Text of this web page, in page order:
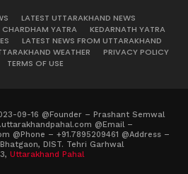
LATEST UTTARAKHAND NEWS
CHARDHAM YATRA
KEDARNATH YATRA
LATEST NEWS FROM UTTARAKHAND
WEATHER
PRIVACY POLICY
TERMS OF USE
09-16 @Founder – Prashant Semwal
@Email –
@Phone – +91.7895209461 @Address –
DIST. Tehri Garhwal
Uttarakhand Pahal